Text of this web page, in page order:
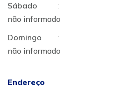
Sábado
:
não informado
Domingo
:
não informado
Endereço